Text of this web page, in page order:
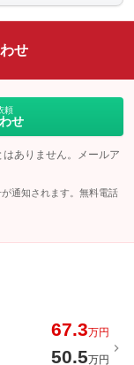
せ
頼
せ
ありません。メールア
通知されます。無料電話
67.3万円
50.5万円